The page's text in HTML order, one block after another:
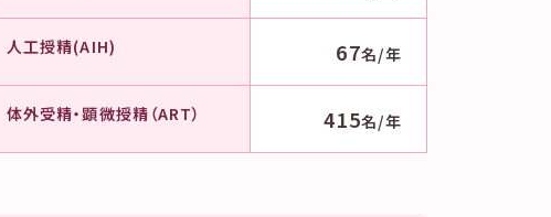
人工授精(AIH) 67名/年
体外受精・顕微授精（ART） 415名/年